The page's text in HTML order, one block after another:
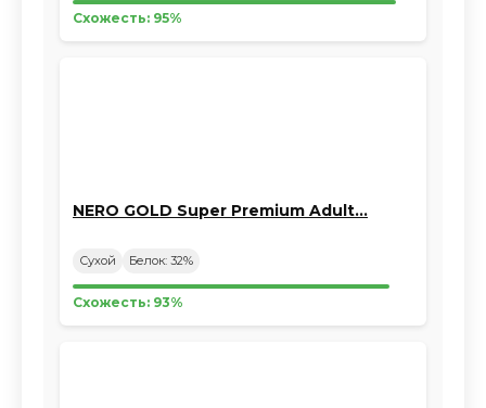
Схожесть: 95%
NERO GOLD Super Premium Adult…
Сухой Белок: 32%
Схожесть: 93%